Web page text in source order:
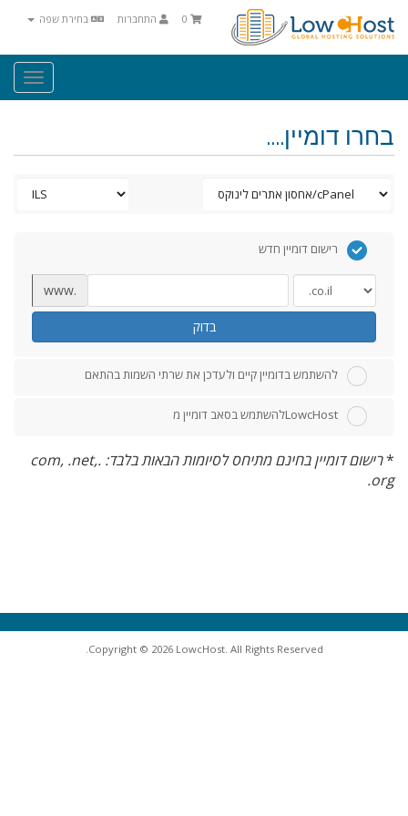
בחירת שפה התחברות 0
בחרו דומיין....
רישום דומיין חדש
www.
בדוק
להשתמש בדומיין קיים ולעדכן את שרתי השמות בהתאם
LowcHostלהשתמש בסאב דומיין מ
*
רישום דומיין בחינם מתיחס לסיומות הבאות בלבד: .com, .net,
.org
Copyright © 2026 LowcHost. All Rights Reserved.